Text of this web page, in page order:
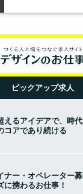
ピックアップ求人
えるアイデアで、時
コアであり続ける
ナー・オペレーター
に携わるお仕事！